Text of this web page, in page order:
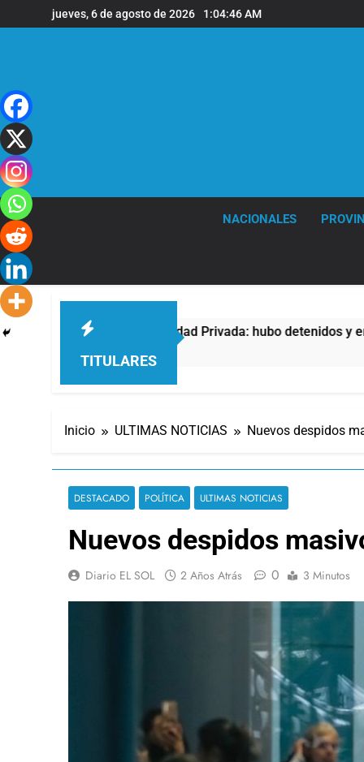
al
jueves, 6 de agosto de 2026 1:04:47 AM
NACIONALES
TITULARES
de Propiedad Privada: hubo detenidos y enfrentamientos
Inicio ULTIMAS NOTICIAS Nuevos despidos
DESTACADO POLÍTICA ULTIMAS NOTICIAS
Nuevos despidos
Diario EL SOL 2 Años Atrás 0 3 Minutos